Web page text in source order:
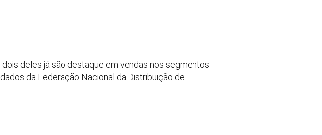
deles já são destaque em vendas nos segmentos
da Federação Nacional da Distribuição de